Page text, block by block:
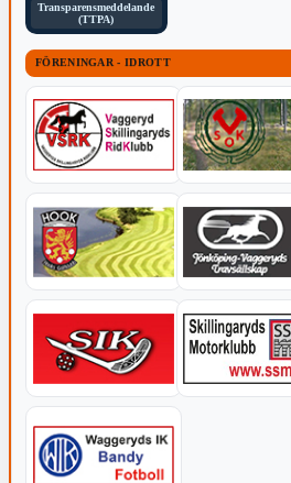
Transparensmeddelande
(TTPA)
FÖRENINGAR - IDROTT